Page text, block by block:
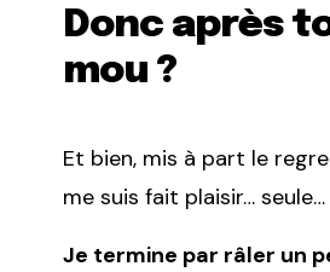
Donc après
mou ?
Et bien, mis à part le
me suis fait plaisir…
Je termine par râler un